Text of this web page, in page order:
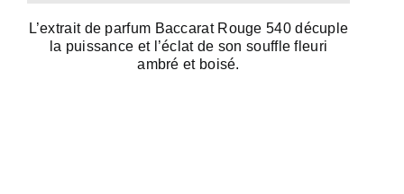
L’extrait de parfum Baccarat Rouge 540 décuple
la puissance et l’éclat de son souffle fleuri
ambré et boisé.